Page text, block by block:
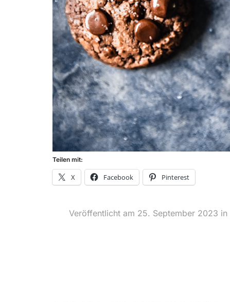
Teilen mit:
X Facebook Pinterest
Veröffentlicht am 25. September 2023 in